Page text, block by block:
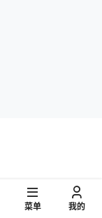
菜单 我的